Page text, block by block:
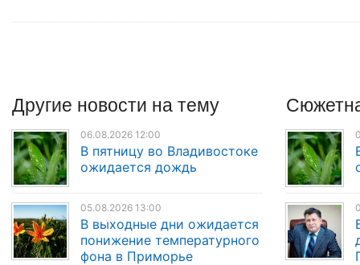
Другие новости на тему
06.08.2026 12:00
В пятницу во Владивостоке
ожидается дождь
05.08.2026 13:00
В выходные дни ожидается
понижение температурного
фона в Приморье